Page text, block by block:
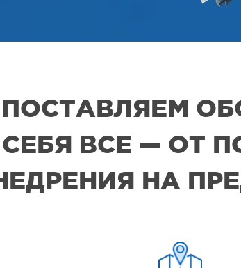
ВСЕ — ОТ
НА